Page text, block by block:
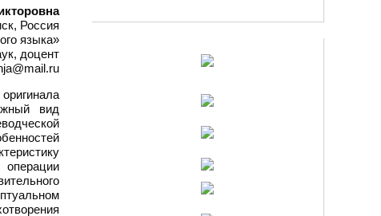
Россия
языка»
доцент
вид
операции